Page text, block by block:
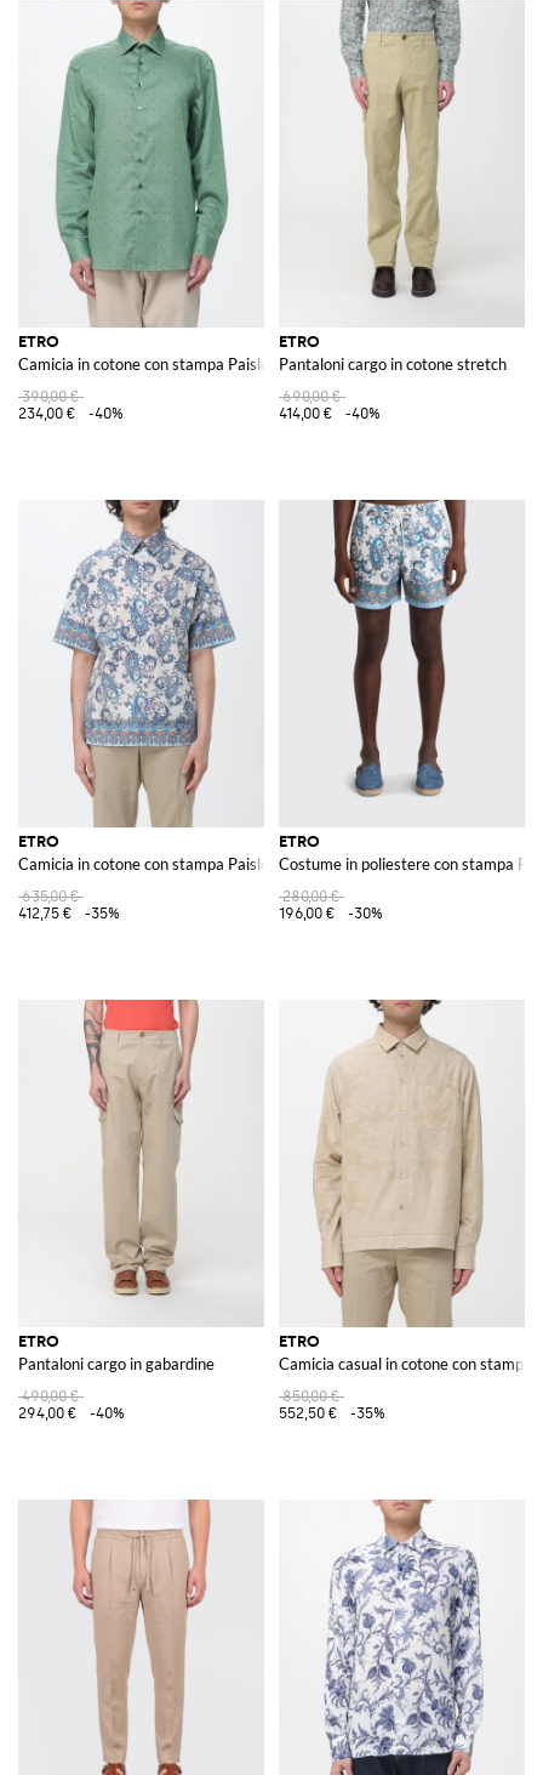
ETRO
Camicia in cotone con stampa Paisley
390,00 €
234,00 €
-40%
ETRO
Pantaloni cargo in cotone stretch
690,00 €
414,00 €
-40%
ETRO
Camicia in cotone con stampa Paisley
635,00 €
412,75 €
-35%
ETRO
Costume in poliestere con stampa
280,00 €
196,00 €
-30%
ETRO
Pantaloni cargo in gabardine
490,00 €
294,00 €
-40%
ETRO
Camicia casual in cotone con stampa
850,00 €
552,50 €
-35%